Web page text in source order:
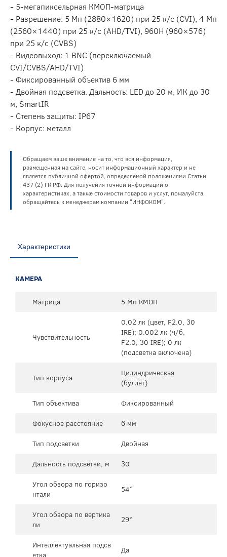
- 5-мегапиксельрная КМОП-матрица
- Разрешение: 5 Мп (2880×1620) при 25 к/c (CVI), 4 Мп
(2560×1440) при 25 к/c (AHD/TVI), 960H (960×576)
при 25 к/с (CVBS)
- Видеовыход: 1 BNC (переключаемый
CVI/CVBS/AHD/TVI)
- Фиксированный объектив 6 мм
- Двойная подсветка. Дальность: LED до 20 м, ИК до 30
м, SmartIR
- Степень защиты: IP67
- Корпус: металл
Обращаем ваше внимание на то, что вся информация,
размещенная на сайте, носит информационный характер и не
является публичной офертой, определяемой положениями Статьи
437 (2) ГК РФ. Для получения точной информации о
характеристиках, а также стоимости товаров и услуг, пожалуйста,
обращайтесь к менеджерам компании "ИНФОКОМ".
Характеристики
КАМЕРА
Матрица 5 Мп КМОП
Чувствительность
0.02 лк (цвет, F2.0, 30
IRE); 0.002 лк (ч/б,
F2.0, 30 IRE); 0 лк
(подсветка включена)
Тип корпуса
Цилиндрическая
(буллет)
Тип объектива
Фиксированный
Фокусное расстояние
6 мм
Тип подсветки
Двойная
Дальность подсветки, м
30
Угол обзора по горизо
нтали
54°
Угол обзора по вертика
ли
29°
Интеллектуальная подсв
етка
Да